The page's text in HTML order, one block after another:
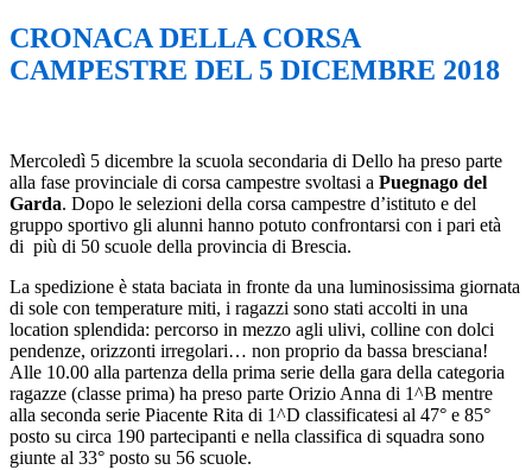
CRONACA DELLA CORSA
CAMPESTRE DEL 5 DICEMBRE 2018
Mercoledì 5 dicembre la scuola secondaria di Dello ha preso parte
alla fase provinciale di corsa campestre svoltasi a Puegnago del
Garda. Dopo le selezioni della corsa campestre d’istituto e del
gruppo sportivo gli alunni hanno potuto confrontarsi con i pari età
di più di 50 scuole della provincia di Brescia.
La spedizione è stata baciata in fronte da una luminosissima giornata
di sole con temperature miti, i ragazzi sono stati accolti in una
location splendida: percorso in mezzo agli ulivi, colline con dolci
pendenze, orizzonti irregolari… non proprio da bassa bresciana!
Alle 10.00 alla partenza della prima serie della gara della categoria
ragazze (classe prima) ha preso parte Orizio Anna di 1^B mentre
alla seconda serie Piacente Rita di 1^D classificatesi al 47° e 85°
posto su circa 190 partecipanti e nella classifica di squadra sono
giunte al 33° posto su 56 scuole.